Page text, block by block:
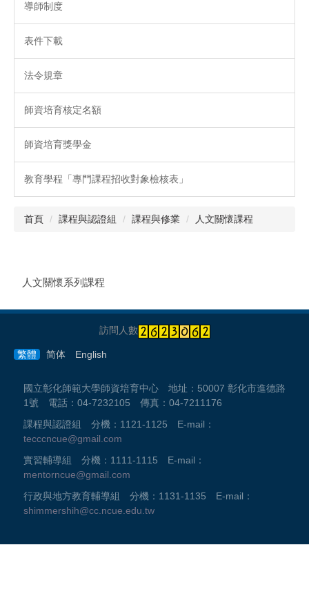
導師制度
表件下載
法令規章
師資培育核定名額
師資培育獎學金
教育學程「專門課程招收對象檢核表」
首頁 課程與認證組 課程與修業 人文關懷課程
人文關懷系列課程
訪問人數
繁體 简体 English
國立彰化師範大學師資培育中心 地址：50007 彰化市進德路
1號 電話：04-7232105 傳真：04-7211176
課程與認證組 分機：1121-1125 E-mail：
tecccncue@gmail.com
實習輔導組 分機：1111-1115 E-mail：
mentorncue@gmail.com
行政與地方教育輔導組 分機：1131-1135 E-mail：
shimmershih@cc.ncue.edu.tw